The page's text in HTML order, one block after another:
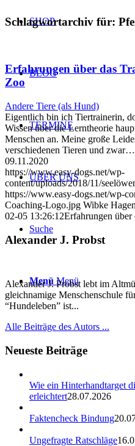
SHOP
BLOG
TERMINE
ÜBER UNS
Suche
Menü Menü
Schlagwortarchiv für:
Erfahrungen über das
Zoo
Andere Tiere (als Hund)
Eigentlich bin ich Tiertrainerin,
Wissen über die Lerntheorie
Menschen an. Meine große
verschiedenen Tieren und zwar…
09.11.2020
https://www.easy-dogs.net/wp-
content/uploads/2018/11/
https://www.easy-dogs.net/wp-
Coaching-Logo.jpg Wibke
02-05 13:26:12Erfahrungen
Alexander J. Probst
Alexander J. Probst lebt im
gleichnamige Menschenschule
“Hundeleben” ist...
Alle Beiträge des Autors ...
Neueste Beiträge
Wie ein Hinterhandtarget
erleichtert28.07.2026
Faktencheck Bindung
Ungefragte Ratschläge